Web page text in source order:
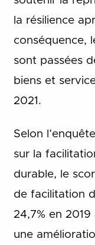
la résilience
conséquence,
sont passées
biens et
2021.
Selon
sur la
durable, le
de facilitation
24,7% en
une